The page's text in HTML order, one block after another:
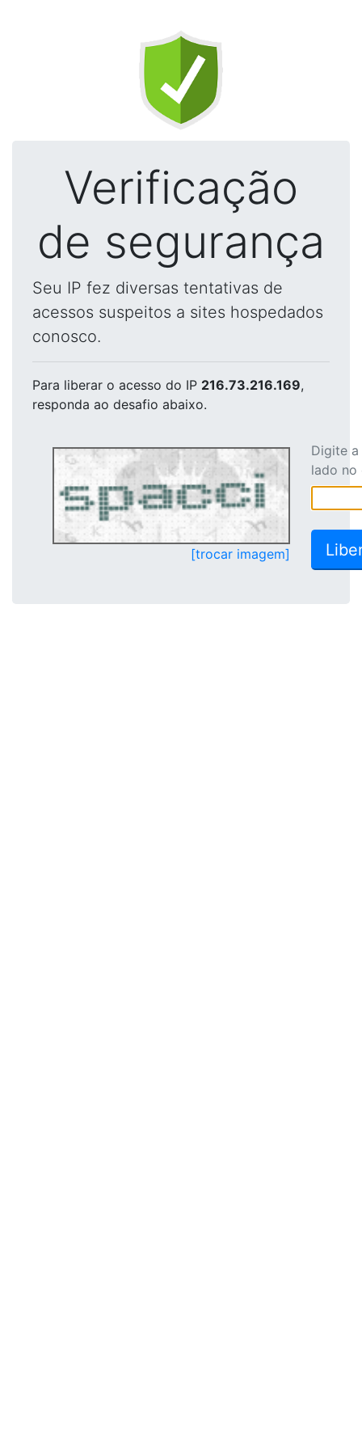
Verificação
de segurança
Seu IP fez diversas tentativas de
acessos suspeitos a sites hospedados
conosco.
Para liberar o acesso do IP 216.73.216.169,
responda ao desafio abaixo.
[trocar imagem]
Digite
lado no